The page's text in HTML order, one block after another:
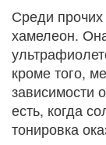
Среди
хамелеон.
кроме того,
зависимости
есть, когда
тонировка